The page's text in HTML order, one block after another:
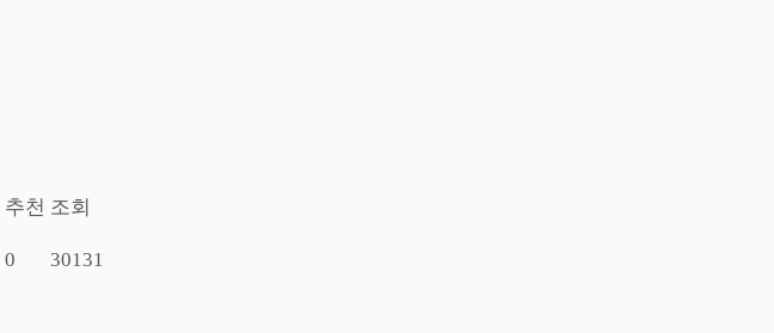
추천 조회
0 30131